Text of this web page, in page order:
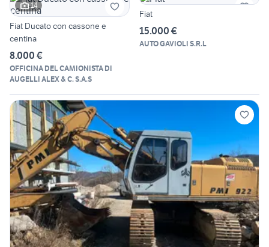
14
Fiat Ducato con cassone e
centina
8.000 €
OFFICINA DEL CAMIONISTA DI
AUGELLI ALEX & C. S.A.S
Fiat
15.000 €
AUTO GAVIOLI S.R.L